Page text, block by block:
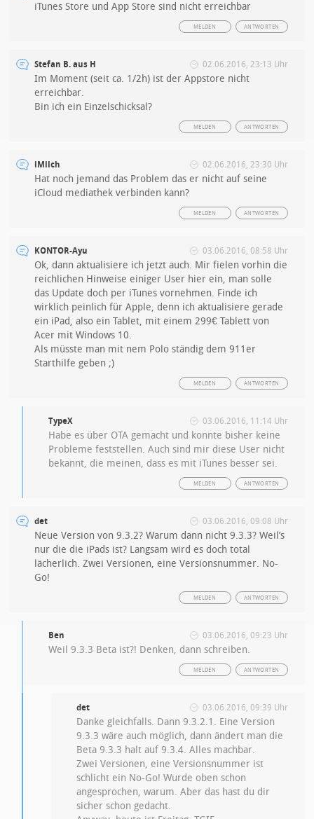
iTunes Store und App Store sind nicht erreichbar
ANTWORTEN
MELDEN
Stefan B. aus H 02.06.2016, 23:13 Uhr
Im Moment (seit ca. 1/2h) ist der Appstore nicht
erreichbar.
Bin ich ein Einzelschicksal?
ANTWORTEN
MELDEN
iMilch 02.06.2016, 23:30 Uhr
Hat noch jemand das Problem das er nicht auf seine
iCloud mediathek verbinden kann?
ANTWORTEN
MELDEN
KONTOR-Ayu 03.06.2016, 08:58 Uhr
Ok, dann aktualisiere ich jetzt auch. Mir fielen vorhin die
reichlichen Hinweise einiger User hier ein, man solle
das Update doch per iTunes vornehmen. Finde ich
wirklich peinlich für Apple, denn ich aktualisiere gerade
ein iPad, also ein Tablet, mit einem 299€ Tablett von
Acer mit Windows 10.
Als müsste man mit nem Polo ständig dem 911er
Starthilfe geben ;)
ANTWORTEN
MELDEN
TypeX 03.06.2016, 11:14 Uhr
Habe es über OTA gemacht und konnte bisher keine
Probleme feststellen. Auch sind mir diese User nicht
bekannt, die meinen, dass es mit iTunes besser sei.
ANTWORTEN
MELDEN
det 03.06.2016, 09:08 Uhr
Neue Version von 9.3.2? Warum dann nicht 9.3.3? Weil’s
nur die die iPads ist? Langsam wird es doch total
lächerlich. Zwei Versionen, eine Versionsnummer. No-
Go!
ANTWORTEN
MELDEN
Ben 03.06.2016, 09:23 Uhr
Weil 9.3.3 Beta ist?! Denken, dann schreiben.
ANTWORTEN
MELDEN
det 03.06.2016, 09:39 Uhr
Danke gleichfalls. Dann 9.3.2.1. Eine Version
9.3.3 wäre auch möglich, dann ändert man die
Beta 9.3.3 halt auf 9.3.4. Alles machbar.
Zwei Versionen, eine Versionsnummer ist
schlicht ein No-Go! Wurde oben schon
angesprochen, warum. Aber das hast du dir
sicher schon gedacht.